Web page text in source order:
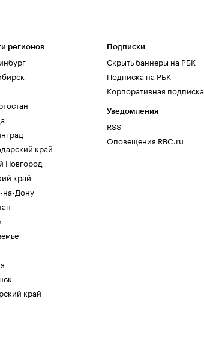
регионов
край
Новгород
край
на-Дону
край
Подписки
Скрыть баннеры на РБК
Подписка на РБК
Корпоративная подписка
Уведомления
RSS
Оповещения RBC.ru